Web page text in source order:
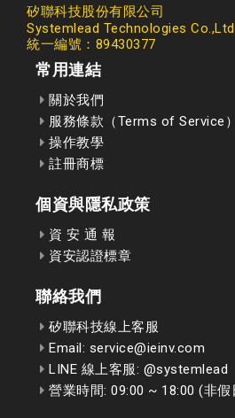
矽聯科技股份有限公司
Systemlead Technologies Co.,Ltd
統一編號：89430377
常用連結
關於我們
服務條款（Terms of Service）
操作教學
註冊商標
個資與隱私政策
資 安 通 報
資安認證標章
聯絡我們
矽聯科技線上客服
Email: service@ieinv.com
LINE 線上客服: @systemlead
營業時間: 09:00 ~ 18:00 (非假